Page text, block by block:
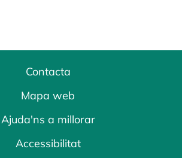
Contacta
Mapa web
Ajuda'ns a millorar
Accessibilitat